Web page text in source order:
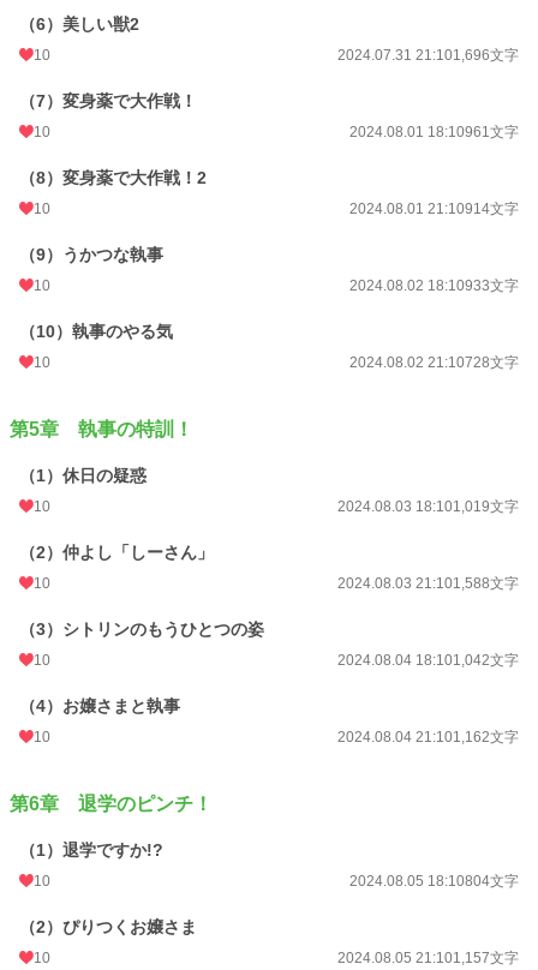
（6）美しい獣2
10 2024.07.31 21:101,696文字
（7）変身薬で大作戦！
10 2024.08.01 18:10961文字
（8）変身薬で大作戦！2
10 2024.08.01 21:10914文字
（9）うかつな執事
10 2024.08.02 18:10933文字
（10）執事のやる気
10 2024.08.02 21:10728文字
第5章 執事の特訓！
（1）休日の疑惑
10 2024.08.03 18:101,019文字
（2）仲よし「しーさん」
10 2024.08.03 21:101,588文字
（3）シトリンのもうひとつの姿
10 2024.08.04 18:101,042文字
（4）お嬢さまと執事
10 2024.08.04 21:101,162文字
第6章 退学のピンチ！
（1）退学ですか!?
10 2024.08.05 18:10804文字
（2）ぴりつくお嬢さま
10 2024.08.05 21:101,157文字